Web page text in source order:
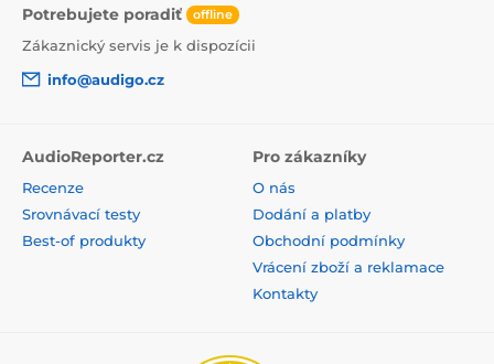
Potrebujete poradiť offline
Zákaznický servis je k dispozícii
info@audigo.cz
AudioReporter.cz
Recenze
Srovnávací testy
Best-of produkty
Pro zákazníky
O nás
Dodání a platby
Obchodní podmínky
Vrácení zboží a reklamace
Kontakty